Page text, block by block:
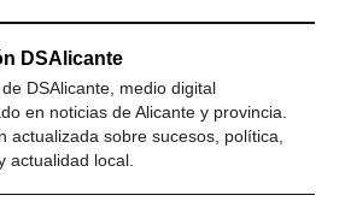
DSAlicante
DSAlicante, medio digital
en noticias de Alicante y provincia.
actualizada sobre sucesos, política,
actualidad local.